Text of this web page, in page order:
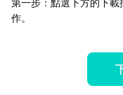
第一步：點選下方的下
作。